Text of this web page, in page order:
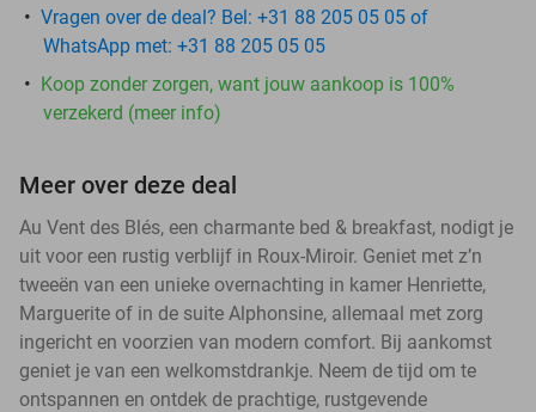
Vragen over de deal? Bel: +31 88 205 05 05 of
WhatsApp met: +31 88 205 05 05
Koop zonder zorgen, want jouw aankoop is 100%
verzekerd (meer info)
Meer over deze deal
Au Vent des Blés, een charmante bed & breakfast, nodigt je
uit voor een rustig verblijf in Roux-Miroir. Geniet met z’n
tweeën van een unieke overnachting in kamer Henriette,
Marguerite of in de suite Alphonsine, allemaal met zorg
ingericht en voorzien van modern comfort. Bij aankomst
geniet je van een welkomstdrankje. Neem de tijd om te
ontspannen en ontdek de prachtige, rustgevende